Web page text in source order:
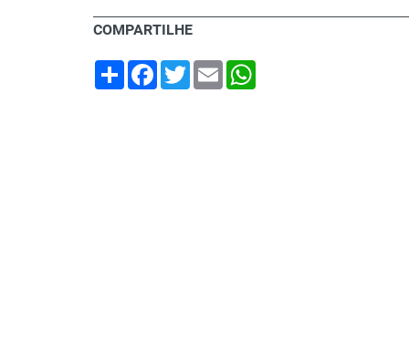
COMPARTILHE
Share Facebook
TwitterEmail